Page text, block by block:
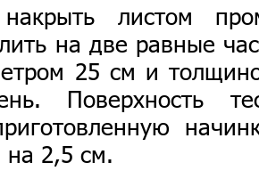
листом
на две равные
25 см и
Поверхность
2,5 см.